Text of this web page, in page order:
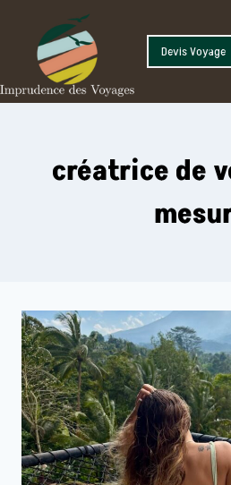
content
Devis Voyage
créatrice de